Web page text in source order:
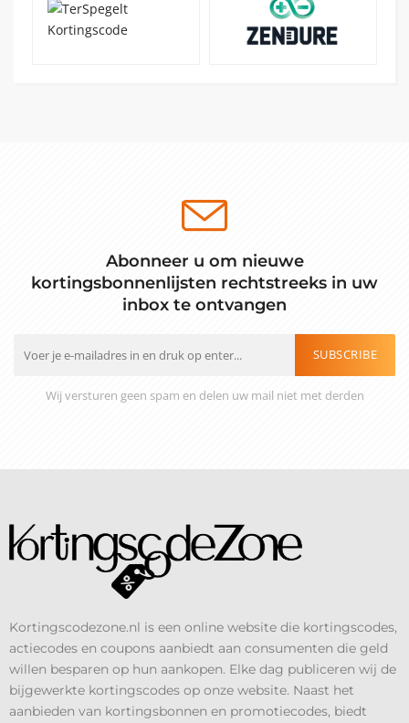
Abonneer u om nieuwe
kortingsbonnenlijsten rechtstreeks in uw
inbox te ontvangen
SUBSCRIBE
Wij versturen geen spam en delen uw mail niet met derden
Kortingscodezone.nl is een online website die kortingscodes,
actiecodes en coupons aanbiedt aan consumenten die geld
willen besparen op hun aankopen. Elke dag publiceren wij de
bijgewerkte kortingscodes op onze website. Naast het
aanbieden van kortingsbonnen en promotiecodes, biedt